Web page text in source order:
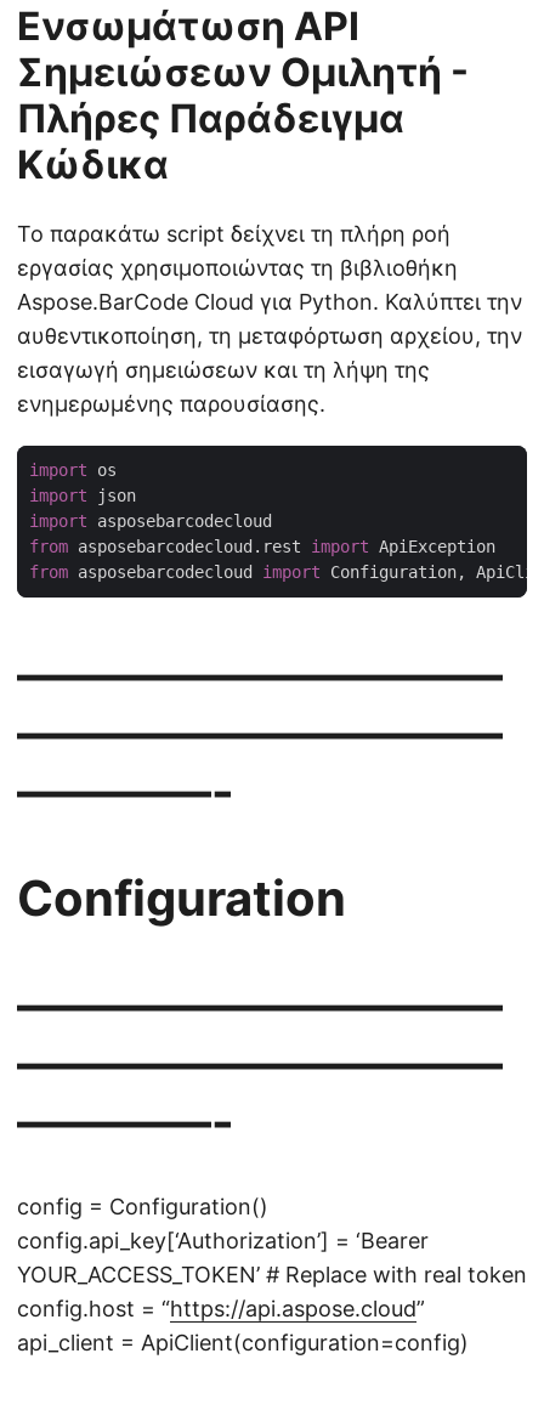
Ενσωμάτωση API
Σημειώσεων Ομιλητή -
Πλήρες Παράδειγμα
Κώδικα
Το παρακάτω script δείχνει τη πλήρη ροή
εργασίας χρησιμοποιώντας τη βιβλιοθήκη
Aspose.BarCode Cloud για Python. Καλύπτει την
αυθεντικοποίηση, τη μεταφόρτωση αρχείου, την
εισαγωγή σημειώσεων και τη λήψη της
ενημερωμένης παρουσίασης.
import
import
import
from asposebarcodecloud.rest import
from asposebarcodecloud import
——————————
——————————
————-
Configuration
——————————
——————————
————-
config = Configuration()
config.api_key[‘Authorization’] = ‘Bearer
YOUR_ACCESS_TOKEN’ # Replace with real token
config.host = “https://api.aspose.cloud”
api_client = ApiClient(configuration=config)